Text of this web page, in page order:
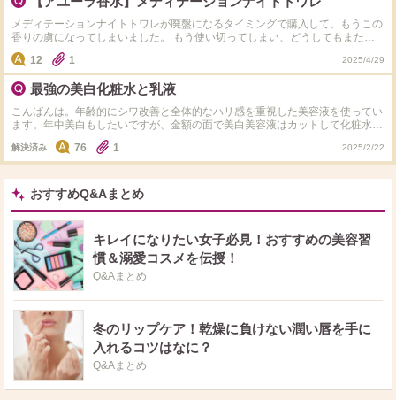
メディテーションナイトトワレが廃盤になるタイミングで購入して、もうこの
香りの虜になってしまいました。 もう使い切ってしまい、どうしてもまたこ
の香りの香水を使いたくて、代わりになるような似ている香水を探していま
す。 ネットでオゥパラディのサボンが似ていると書いてあったので、店舗で
試してみたのですが、やはり石鹸という感じで求めているものとは違いまし
た。 バブの｢入浴剤｣のような香りのものを探しています。 どなたかご存知な
いでしょうか？ よろしくお願いします。
12 1 2025/4/29
最強の美白化粧水と乳液
こんばんは。年齢的にシワ改善と全体的なハリ感を重視した美容液を使ってい
ます。年中美白もしたいですが、金額の面で美白美容液はカットして化粧水、
乳液でケアしたいと思ってます。そこでみなさんが思う最強の美白化粧水と乳
液を教えてください。プチプラ、デパコス問いません。個人的にはとろみがな
い化粧水の方が好みです。今使っているのをタグ付けしておきます。よろしく
お願いします。
解決済み 76 1 2025/2/22
おすすめQ&Aまとめ
キレイになりたい女子必見！おすすめの美容習
慣＆溺愛コスメを伝授！
Q&Aまとめ
冬のリップケア！乾燥に負けない潤い唇を手に
入れるコツはなに？
Q&Aまとめ